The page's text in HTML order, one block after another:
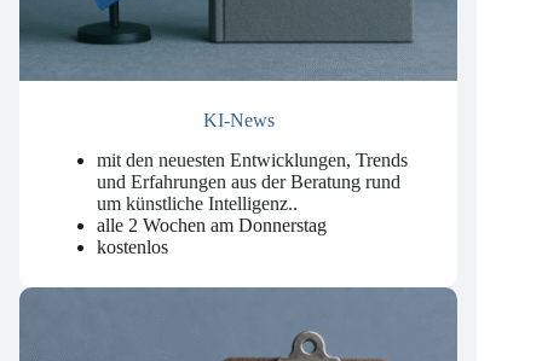
mit den neuesten Entwicklungen, Trends
und Erfahrungen aus der Beratung rund
um künstliche Intelligenz..
alle 2 Wochen am Donnerstag